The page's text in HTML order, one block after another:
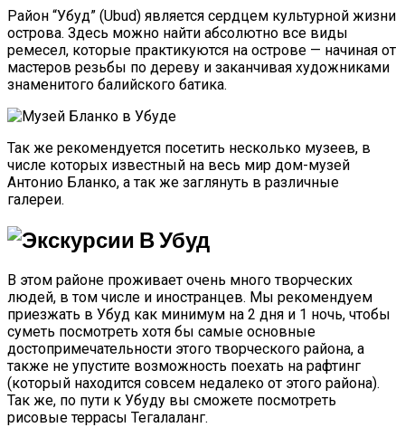
Район “Убуд” (Ubud) является сердцем культурной жизни
острова. Здесь можно найти абсолютно все виды
ремесел, которые практикуются на острове — начиная от
мастеров резьбы по дереву и заканчивая художниками
знаменитого балийского батика.
Так же рекомендуется посетить несколько музеев, в
числе которых известный на весь мир дом-музей
Антонио Бланко, а так же заглянуть в различные
галереи.
В этом районе проживает очень много творческих
людей, в том числе и иностранцев. Мы рекомендуем
приезжать в Убуд как минимум на 2 дня и 1 ночь, чтобы
суметь посмотреть хотя бы самые основные
достопримечательности этого творческого района, а
также не упустите возможность поехать на рафтинг
(который находится совсем недалеко от этого района).
Так же, по пути к Убуду вы сможете посмотреть
рисовые террасы Тегалаланг.